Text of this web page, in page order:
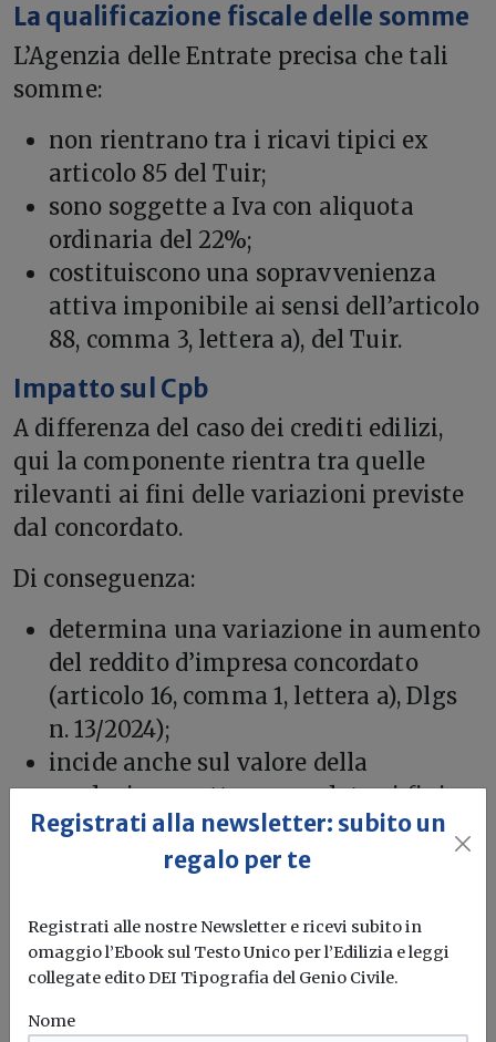
La qualificazione fiscale delle somme
L’Agenzia delle Entrate precisa che tali
somme:
non rientrano tra i ricavi tipici ex
articolo 85 del Tuir;
sono soggette a Iva con aliquota
ordinaria del 22%;
costituiscono una sopravvenienza
attiva imponibile ai sensi dell’articolo
88, comma 3, lettera a), del Tuir.
Impatto sul Cpb
A differenza del caso dei crediti edilizi,
qui la componente rientra tra quelle
rilevanti ai fini delle variazioni previste
dal concordato.
Di conseguenza:
determina una variazione in aumento
del reddito d’impresa concordato
(articolo 16, comma 1, lettera a), Dlgs
n. 13/2024);
incide anche sul valore della
produzione netta concordata ai fini
Irap (articolo 17).
Per le imprese del settore costruzioni e
per le holding che operano tramite
società veicolo su progetti immobiliari o
impiantistici, il principio è chiaro: le
somme derivanti da accordi transattivi
Registrati alla newsletter: subito un
regalo per te
Registrati alle nostre Newsletter e ricevi subito in
omaggio l’Ebook sul Testo Unico per l’Edilizia e leggi
collegate edito DEI Tipografia del Genio Civile.
Nome